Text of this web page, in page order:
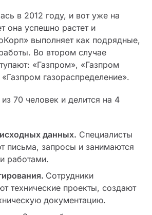
в 2012 году, и вот уже на
она успешно растет и
выполняет как подрядные,
Во втором случае
«Газпром», «Газпром
газораспределение».
70 человек и делится на 4
данных. Специалисты
письма, запросы и занимаются
работами.
Сотрудники
технические проекты, создают
документацию.